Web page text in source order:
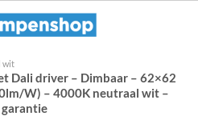
wit
Dali driver – Dimbaar – 62×62
W) – 4000K neutraal wit –
garantie